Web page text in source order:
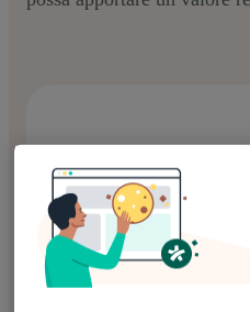
Scarica la guida
Nome*